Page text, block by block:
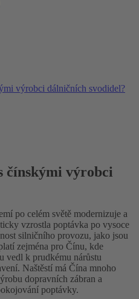
výrobci dálničních svodidel?
čínskými výrobci
po celém světě modernizuje a
vzrostla poptávka po vysoce
silničního provozu, jako jsou
zejména pro Čínu, kde
vedl k prudkému nárůstu
Naštěstí má Čína mnoho
dopravních zábran a
poptávky.